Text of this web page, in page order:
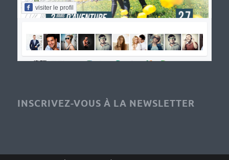
visiter le profil
INSCRIVEZ-VOUS À LA NEWSLETTER